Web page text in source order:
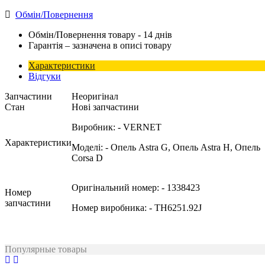
Обмін/Повернення
Обмін/Повернення товару - 14 днів
Гарантія – зазначена в описі товару
Характеристики
Відгуки
Запчастини
Неоригінал
Стан
Нові запчастини
Характеристики
Виробник: - VERNET
Моделі: - Опель Astra G, Опель Astra H, Опель
Corsa D
Номер
запчастини
Оригінальний номер: - 1338423
Номер виробника: - TH6251.92J
Популярные товары